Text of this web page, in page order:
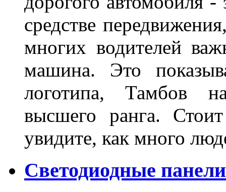
средстве
многих водителей
машина. Это
логотипа, Тамбов
высшего ранга.
увидите, как много
Светодиодные